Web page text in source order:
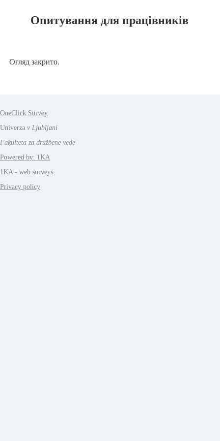
Опитування для працівників
Огляд закрито.
OneClick Survey
Univerza v Ljubljani
Fakulteta za družbene vede
Powered by: 1KA
1KA - web surveys
Privacy policy